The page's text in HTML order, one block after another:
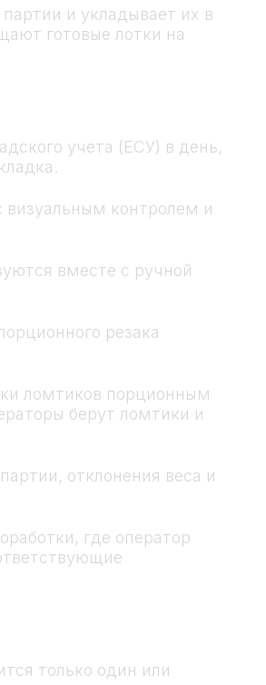
и укладывает их в
готовые лотки на
учета (ЕСУ) в день,
визуальным контролем и
вместе с ручной
резака
ломтиков порционным
берут ломтики и
отклонения веса и
где оператор
только один или